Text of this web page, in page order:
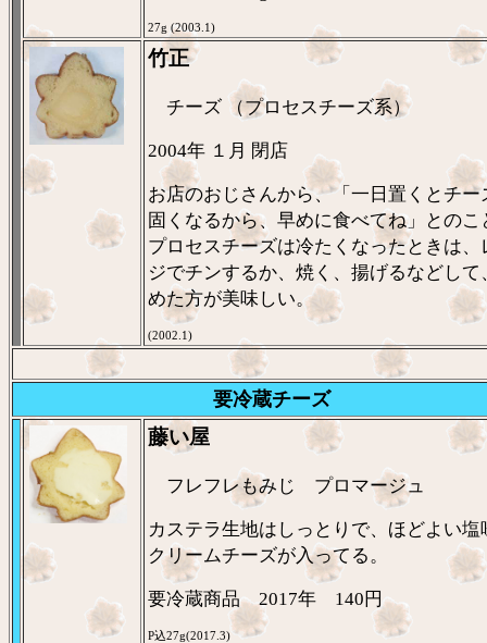
27g (2003.1)
竹正
チーズ （プロセスチーズ系）
2004年 １月 閉店
お店のおじさんから、「一日置くとチー
固くなるから、早めに食べてね」とのこ
プロセスチーズは冷たくなったときは、
ジでチンするか、焼く、揚げるなどして
めた方が美味しい。
(2002.1)
要冷蔵チーズ
藤い屋
フレフレもみじ プロマージュ
カステラ生地はしっとりで、ほどよい塩
クリームチーズが入ってる。
要冷蔵商品 2017年 140円
P込27g(2017.3)